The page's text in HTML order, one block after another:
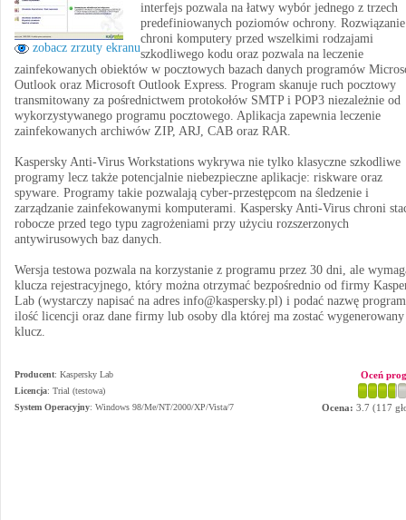
zobacz zrzuty ekranu
interfejs pozwala na łatwy wybór jednego z trzech
predefiniowanych poziomów ochrony. Rozwiązanie
chroni komputery przed wszelkimi rodzajami
szkodliwego kodu oraz pozwala na leczenie
zainfekowanych obiektów w pocztowych bazach danych programów
Outlook oraz Microsoft Outlook Express. Program skanuje ruch pocztowy
transmitowany za pośrednictwem protokołów SMTP i POP3 niezależnie od
wykorzystywanego programu pocztowego. Aplikacja zapewnia leczenie
zainfekowanych archiwów ZIP, ARJ, CAB oraz RAR.
Kaspersky Anti-Virus Workstations wykrywa nie tylko klasyczne szkodliwe
programy lecz także potencjalnie niebezpieczne aplikacje: riskware oraz
spyware. Programy takie pozwalają cyber-przestępcom na śledzenie i
zarządzanie zainfekowanymi komputerami. Kaspersky Anti-Virus chroni
robocze przed tego typu zagrożeniami przy użyciu rozszerzonych
antywirusowych baz danych.
Wersja testowa pozwala na korzystanie z programu przez 30 dni, ale
klucza rejestracyjnego, który można otrzymać bezpośrednio od firmy
Lab (wystarczy napisać na adres info@kaspersky.pl) i podać nazwę
ilość licencji oraz dane firmy lub osoby dla której ma zostać wygenerowany
klucz.
Producent: Kaspersky Lab
Licencja: Trial (testowa)
System Operacyjny: Windows 98/Me/NT/2000/XP/Vista/7
Oceń
Ocena: 3.7 (117